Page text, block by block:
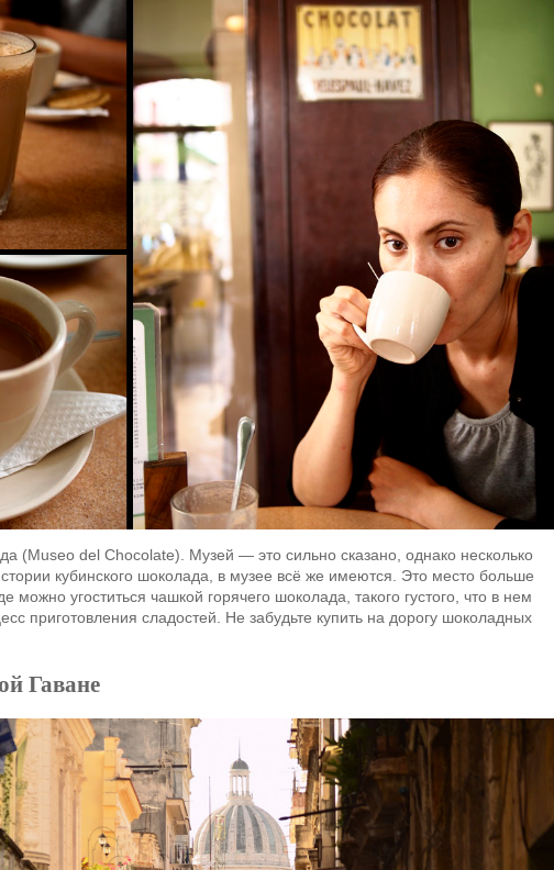
(Museo del Chocolate). Музей — это сильно сказано, однако несколько
кубинского шоколада, в музее всё же имеются. Это место больше
можно угоститься чашкой горячего шоколада, такого густого, что в нем
приготовления сладостей. Не забудьте купить на дорогу шоколадных
Гаване